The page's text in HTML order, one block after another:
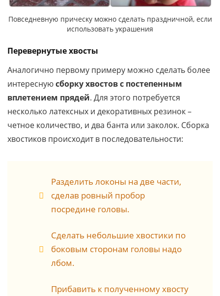
Повседневную прическу можно сделать праздничной, если
использовать украшения
Перевернутые хвосты
Аналогично первому примеру можно сделать более
интереснуюсборку хвостов с постепенным
вплетением прядей. Для этого потребуется
несколько латексных и декоративных резинок –
четное количество, и два банта или заколок. Сборка
хвостиков происходит в последовательности:
Разделить локоны на две части,
сделав ровный пробор
посредине головы.
Сделать небольшие хвостики по
боковым сторонам головы надо
лбом.
Прибавить к полученному хвосту